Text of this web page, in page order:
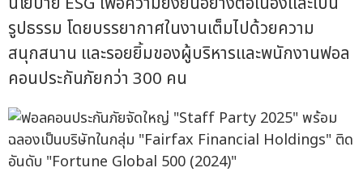
รูปธรรม โดยบรรยากาศในงานเต็มไปด้วยความ
สนุกสนาน และรอยยิ้มของผู้บริหารและพนักงานฟอล
คอนประกันภัยกว่า 300 คน